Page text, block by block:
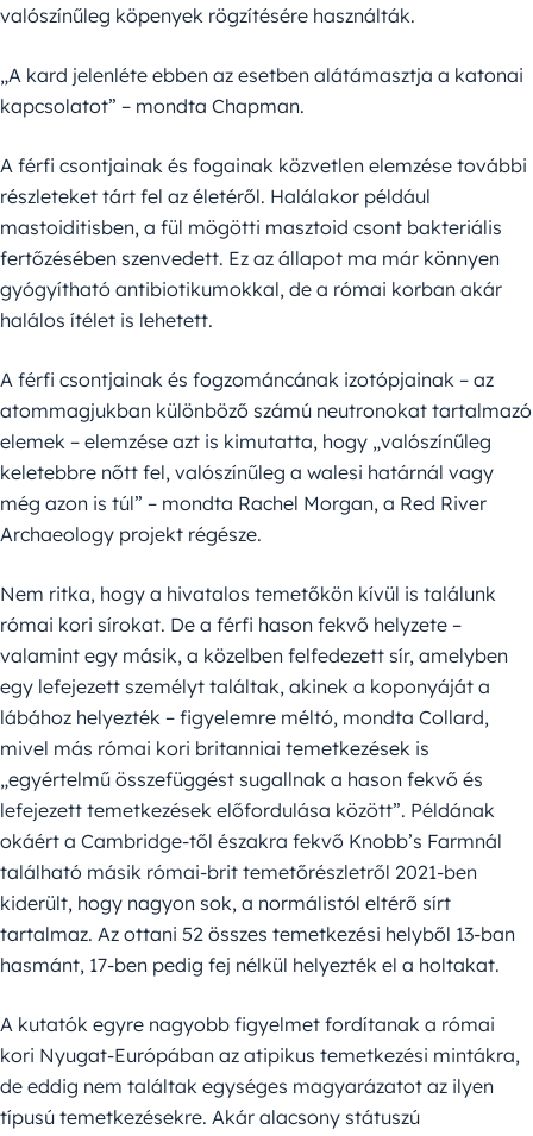
valószínűleg köpenyek rögzítésére használták.
„A kard jelenléte ebben az esetben alátámasztja a katonai
kapcsolatot” – mondta Chapman.
A férfi csontjainak és fogainak közvetlen elemzése további
részleteket tárt fel az életéről. Halálakor például
mastoiditisben, a fül mögötti masztoid csont bakteriális
fertőzésében szenvedett. Ez az állapot ma már könnyen
gyógyítható antibiotikumokkal, de a római korban akár
halálos ítélet is lehetett.
A férfi csontjainak és fogzománcának izotópjainak – az
atommagjukban különböző számú neutronokat tartalmazó
elemek – elemzése azt is kimutatta, hogy „valószínűleg
keletebbre nőtt fel, valószínűleg a walesi határnál vagy
még azon is túl” – mondta Rachel Morgan, a Red River
Archaeology projekt régésze.
Nem ritka, hogy a hivatalos temetőkön kívül is találunk
római kori sírokat. De a férfi hason fekvő helyzete –
valamint egy másik, a közelben felfedezett sír, amelyben
egy lefejezett személyt találtak, akinek a koponyáját a
lábához helyezték – figyelemre méltó, mondta Collard,
mivel más római kori britanniai temetkezések is
„egyértelmű összefüggést sugallnak a hason fekvő és
lefejezett temetkezések előfordulása között”. Példának
okáért a Cambridge-től északra fekvő Knobb’s Farmnál
található másik római-brit temetőrészletről 2021-ben
kiderült, hogy nagyon sok, a normálistól eltérő sírt
tartalmaz. Az ottani 52 összes temetkezési helyből 13-ban
hasmánt, 17-ben pedig fej nélkül helyezték el a holtakat.
A kutatók egyre nagyobb figyelmet fordítanak a római
kori Nyugat-Európában az atipikus temetkezési mintákra,
de eddig nem találtak egységes magyarázatot az ilyen
típusú temetkezésekre. Akár alacsony státuszú